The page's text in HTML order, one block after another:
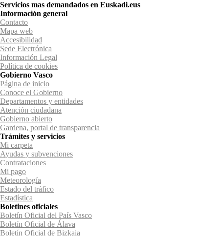
Servicios mas demandados en Euskadi.eus
Información general
Contacto
Mapa web
Accesibilidad
Sede Electrónica
Información Legal
Política de cookies
Gobierno Vasco
Página de inicio
Conoce el Gobierno
Departamentos y entidades
Atención ciudadana
Gobierno abierto
Gardena, portal de transparencia
Trámites y servicios
Mi carpeta
Ayudas y subvenciones
Contrataciones
Mi pago
Meteorología
Estado del tráfico
Estadística
Boletines oficiales
Boletín Oficial del País Vasco
Boletín Oficial de Álava
Boletín Oficial de Bizkaia